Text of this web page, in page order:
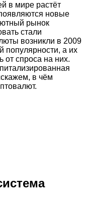
в мире растёт
новые
рынок
стали
возникли в 2009
популярности, а их
от спроса на них.
в чём